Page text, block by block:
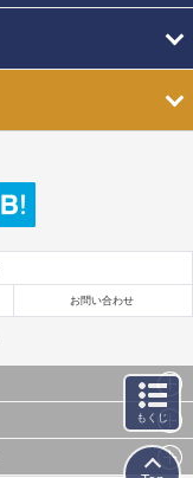
お問い合わせ
ータ等）及びこれらの配置・
を行うことは固く禁じており
れた見解・感想です。
もくじ